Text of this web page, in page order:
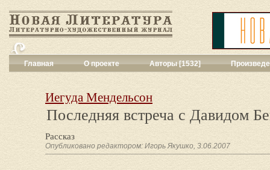
Главная О проекте Авторы [1532]
Переводы
Сценарии[16]
Иегуда Мендельсон
Последняя встреча с Давидом
Рассказ
Опубликовано редактором: Игорь Якушко, 3.06.2007